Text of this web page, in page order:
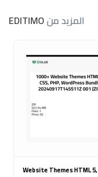
المزيد منEDITIMO
1000+ Website Themes HTML 5,